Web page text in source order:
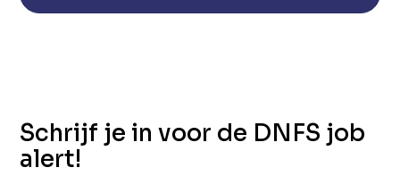
Schrijf je in voor de DNFS job
alert!